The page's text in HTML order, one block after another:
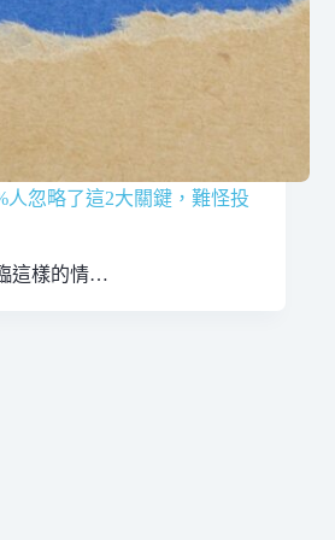
人忽略了這2大關鍵，難怪投
這樣的情…